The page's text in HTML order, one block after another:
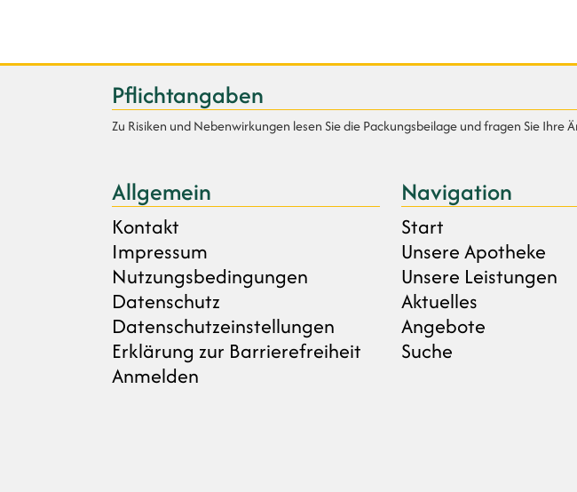
Pflichtangaben
Zu Risiken und Nebenwirkungen lesen Sie die Packungsbeilage und fragen Sie Ihre
Allgemein
Kontakt
Impressum
Nutzungsbedingungen
Datenschutz
Datenschutzeinstellungen
Erklärung zur Barrierefreiheit
Anmelden
Navigation
Start
Unsere Apotheke
Unsere Leistungen
Aktuelles
Angebote
Suche